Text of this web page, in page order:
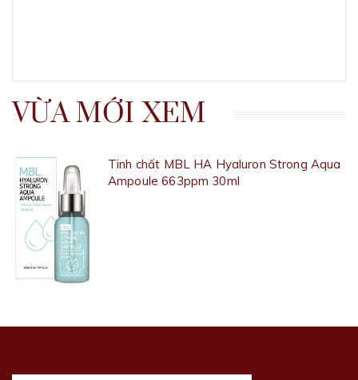
VỪA MỚI XEM
Tinh chất MBL HA Hyaluron Strong Aqua
Ampoule 663ppm 30ml